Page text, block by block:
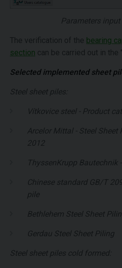
Parameters input
The verification of the bearing
section can be carried out in the "
Selected implemented sheet
Steel sheet piles:
Vítkovice steel - Product
Arcelor Mittal - Steel Sheet
2012
ThyssenKrupp Bautechnik
Chinese standard GB/T
pile
Bethlehem Steel Sheet
Gerdau Steel Sheet Piling
Steel sheet piles cold formed: